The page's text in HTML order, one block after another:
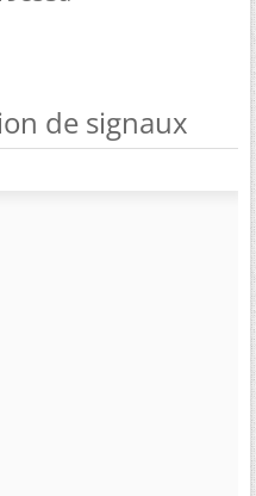
de signaux